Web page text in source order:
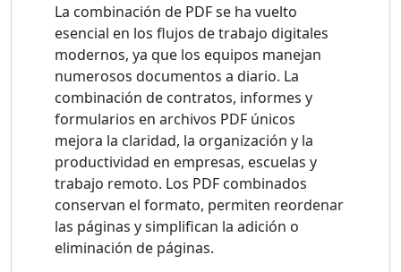
La combinación de PDF se ha vuelto
esencial en los flujos de trabajo digitales
modernos, ya que los equipos manejan
numerosos documentos a diario. La
combinación de contratos, informes y
formularios en archivos PDF únicos
mejora la claridad, la organización y la
productividad en empresas, escuelas y
trabajo remoto. Los PDF combinados
conservan el formato, permiten reordenar
las páginas y simplifican la adición o
eliminación de páginas.